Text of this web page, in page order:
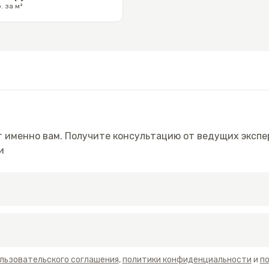
за м²
вам. Получите консультацию от ведущих
соглашения,политики конфиденциальности и